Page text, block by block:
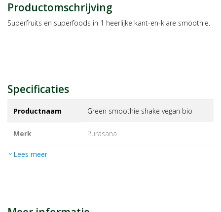
Productomschrijving
Superfruits en superfoods in 1 heerlijke kant-en-klare smoothie.
Specificaties
Productnaam Green smoothie shake vegan bio
Merk purasana
EAN
expand_more Lees meer